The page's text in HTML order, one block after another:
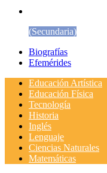
(Secundaria)
Biografías
Efemérides
Educación Artística
Educación Física
Tecnología
Historia
Inglés
Lenguaje
Ciencias Naturales
Matemáticas